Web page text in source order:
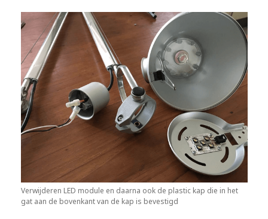
Verwijderen LED module en daarna ook de plastic kap die in het
gat aan de bovenkant van de kap is bevestigd